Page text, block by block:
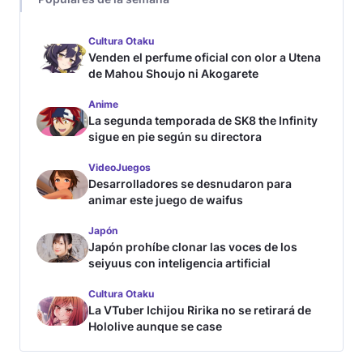
Cultura Otaku
Venden el perfume oficial con olor a Utena
de Mahou Shoujo ni Akogarete
Anime
La segunda temporada de SK8 the Infinity
sigue en pie según su directora
VideoJuegos
Desarrolladores se desnudaron para
animar este juego de waifus
Japón
Japón prohíbe clonar las voces de los
seiyuus con inteligencia artificial
Cultura Otaku
La VTuber Ichijou Ririka no se retirará de
Hololive aunque se case